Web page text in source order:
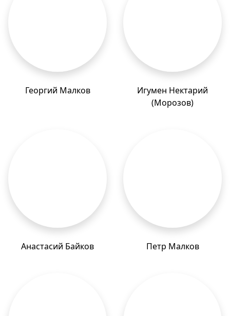
Георгий Малков
Игумен Нектарий
(Морозов)
Анастасий Байков Петр Малков